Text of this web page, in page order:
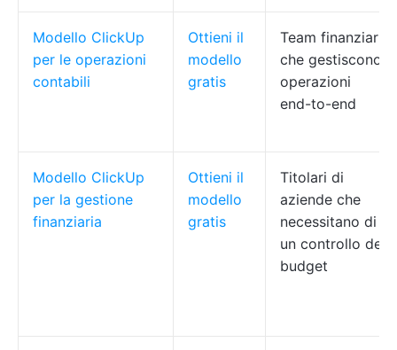
Modello ClickUp
per le operazioni
contabili
Ottieni il
modello
gratis
Team finanziari
che gestiscono
operazioni
end-to-end
Modello ClickUp
per la gestione
finanziaria
Ottieni il
modello
gratis
Titolari di
aziende che
necessitano di
un controllo del
budget